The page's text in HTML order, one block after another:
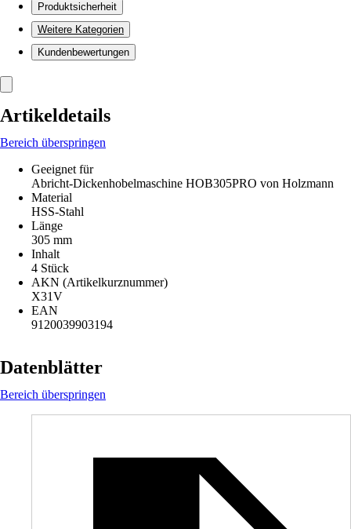
Produktsicherheit
Weitere Kategorien
Kundenbewertungen
Artikeldetails
Bereich überspringen
Geeignet für
Abricht-Dickenhobelmaschine HOB305PRO von Holzmann
Material
HSS-Stahl
Länge
305 mm
Inhalt
4 Stück
AKN (Artikelkurznummer)
X31V
EAN
9120039903194
Datenblätter
Bereich überspringen